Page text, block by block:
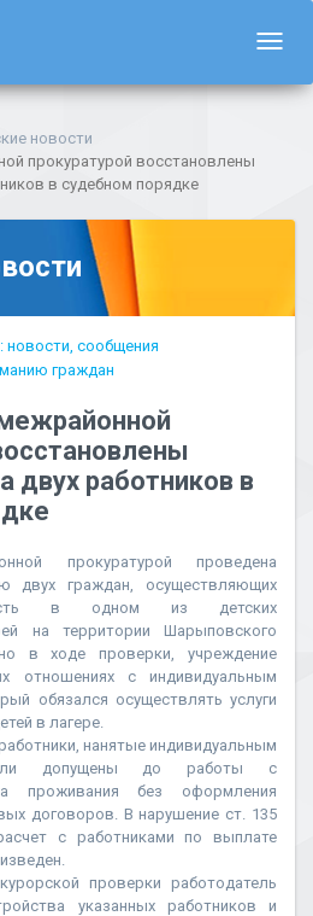
новости
прокуратурой восстановлены
в судебном порядке
новости, сообщения
граждан
двух работников в
прокуратурой проведена
двух граждан, осуществляющих
в одном из детских
на территории Шарыповского
в ходе проверки, учреждение
отношениях с индивидуальным
обязался осуществлять услуги
в лагере.
нанятые индивидуальным
допущены до работы с
проживания без оформления
договоров. В нарушение ст. 135
с работниками по выплате
проверки работодатель
указанных работников и